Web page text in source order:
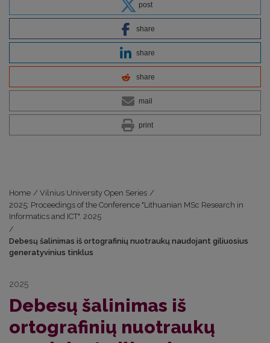
post
share
share
share
mail
print
Home / Vilnius University Open Series /
2025: Proceedings of the Conference "Lithuanian MSc Research in
Informatics and ICT". 2025
/
Debesų šalinimas iš ortografinių nuotraukų naudojant giliuosius
generatyvinius tinklus
2025
Debesų šalinimas iš
ortografinių nuotraukų